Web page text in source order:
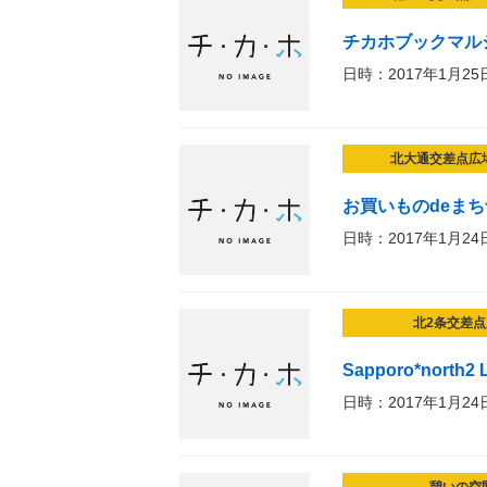
チカホブックマル
日時：2017年1月25
北大通交差点広
お買いものdeま
日時：2017年1月24
北2条交差
Sapporo*north2
日時：2017年1月24